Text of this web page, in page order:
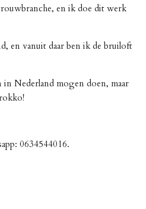
en ik doe dit werk
en vanuit daar ben ik de bruiloft
Nederland mogen doen, maar
0634544016.